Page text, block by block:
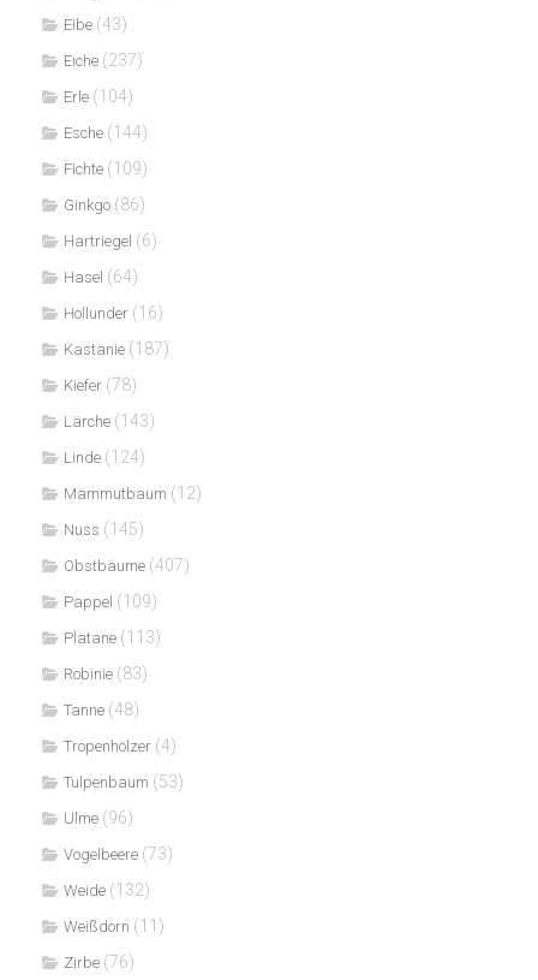
Eibe (43)
Eiche (237)
Erle (104)
Esche (144)
Fichte (109)
Ginkgo (86)
Hartriegel (6)
Hasel (64)
Hollunder (16)
Kastanie (187)
Kiefer (78)
Lärche (143)
Linde (124)
Mammutbaum (12)
Nuss (145)
Obstbäume (407)
Pappel (109)
Platane (113)
Robinie (83)
Tanne (48)
Tropenhölzer (4)
Tulpenbaum (53)
Ulme (96)
Vogelbeere (73)
Weide (132)
Weißdorn (11)
Zirbe (76)